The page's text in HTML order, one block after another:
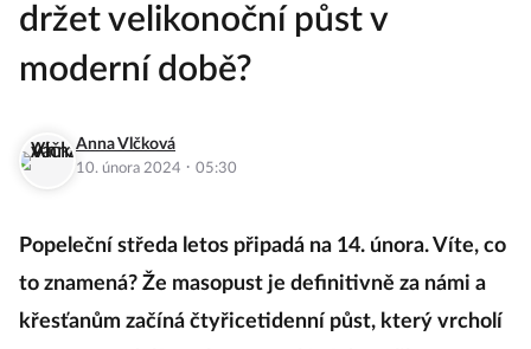
držet velikonoční půst v
moderní době?
Anna Vlčková
10. února 2024 · 05:30
Popeleční středa letos připadá na 14. února. Víte, co
to znamená? Že masopust je definitivně za námi a
křesťanům začíná čtyřicetidenní půst, který vrcholí